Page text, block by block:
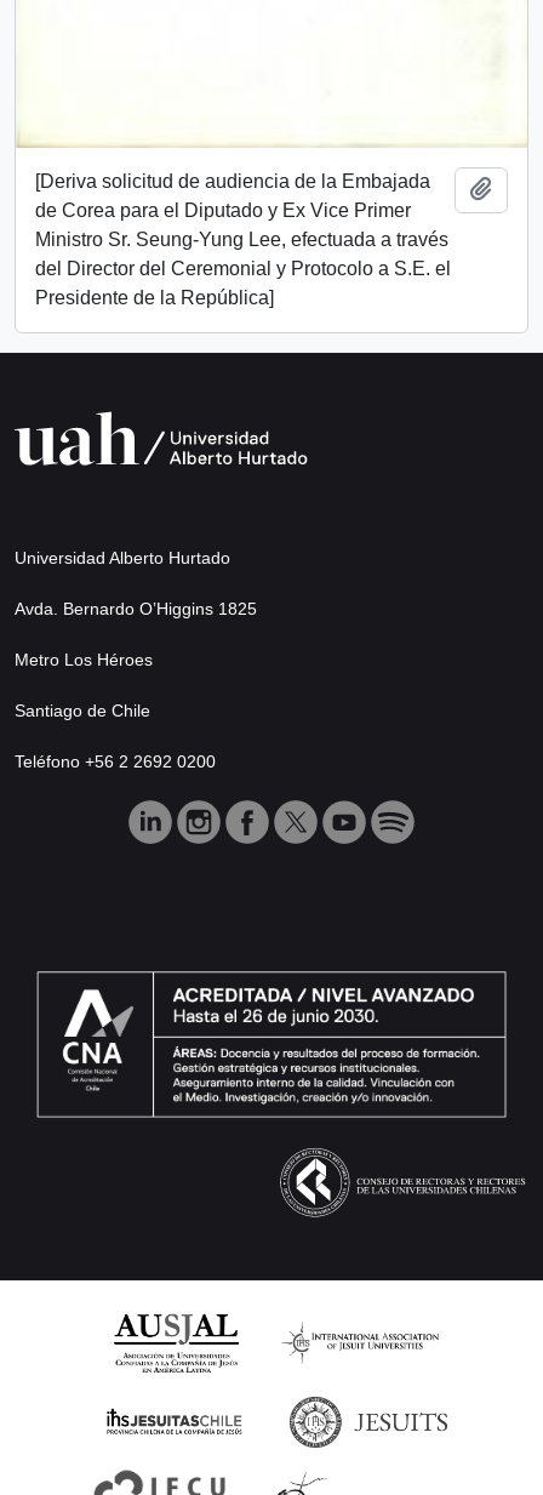
[Deriva solicitud de audiencia de la Embajada
de Corea para el Diputado y Ex Vice Primer
Ministro Sr. Seung-Yung Lee, efectuada a través
del Director del Ceremonial y Protocolo a S.E. el
Presidente de la República]
Universidad Alberto Hurtado
Avda. Bernardo O’Higgins 1825
Metro Los Héroes
Santiago de Chile
Teléfono +56 2 2692 0200